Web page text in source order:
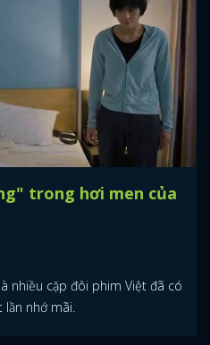
trong hơi men của
nhiều cặp đôi phim Việt đã có
lần nhớ mãi.